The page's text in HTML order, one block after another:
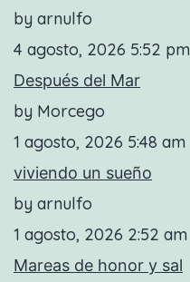
by arnulfo
4 agosto, 2026 5:52 pm
Después del Mar
by Morcego
1 agosto, 2026 5:48 am
viviendo un sueño
by arnulfo
1 agosto, 2026 2:52 am
Mareas de honor y sal